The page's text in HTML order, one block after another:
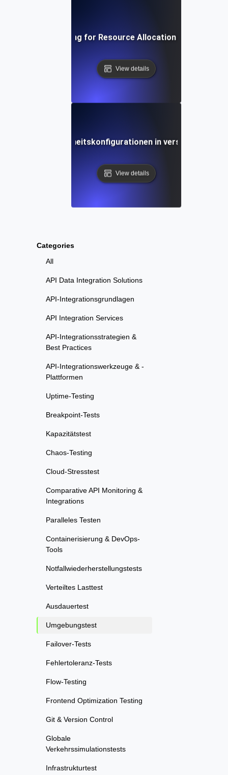
Categories
All
API Data Integration Solutions
API-Integrationsgrundlagen
API Integration Services
API-Integrationsstrategien &
Best Practices
API-Integrationswerkzeuge & -
Plattformen
Uptime-Testing
Breakpoint-Tests
Kapazitätstest
Chaos-Testing
Cloud-Stresstest
Comparative API Monitoring &
Integrations
Paralleles Testen
Containerisierung & DevOps-
Tools
Notfallwiederherstellungstests
Verteiltes Lasttest
Ausdauertest
Umgebungstest
Failover-Tests
Fehlertoleranz-Tests
Flow-Testing
Frontend Optimization Testing
Git & Version Control
Globale
Verkehrssimulationstests
Infrastrukturtest
Environment Testing for Resource Allocation in Virtual
View details
für Sicherheitskonfigurationen in verschiedenen
View details